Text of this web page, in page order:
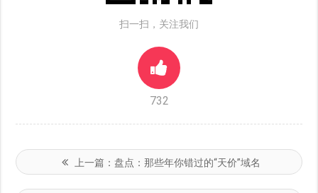
扫一扫，关注我们
732
上一篇： 盘点：那些年你错过的“天价”域名